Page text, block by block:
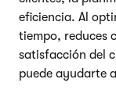
eficiencia. Al
tiempo, reduces
satisfacción del
puede ayudarte